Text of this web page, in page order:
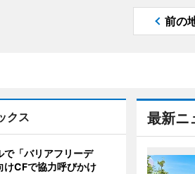
前の
最新ニ
クス
で「バリアフリーデ
CFで協力呼びかけ